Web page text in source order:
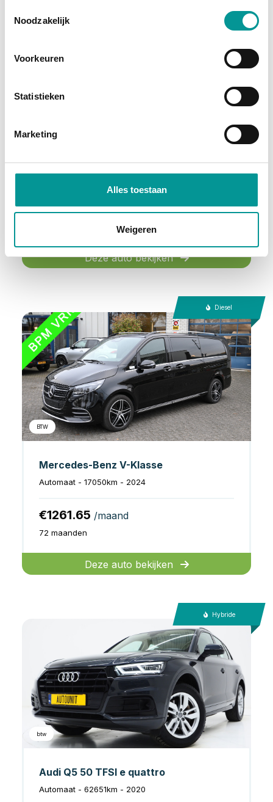
Noodzakelijk
Voorkeuren
Statistieken
Marketing
Alles toestaan
Weigeren
Automaat - 25047km - 2025
€1062.86/maand
Deze auto bekijken
Diesel
BTW
Mercedes-Benz V-Klasse
Automaat - 17050km - 2024
€1261.65 /maand
72 maanden
Deze auto bekijken
Hybride
btw
Audi Q5 50 TFSI e quattro
Automaat - 62651km - 2020